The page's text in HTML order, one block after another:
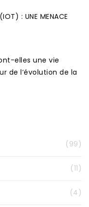
: UNE MENACE
elles une vie
de l’évolution de la
(99)
(11)
(4)